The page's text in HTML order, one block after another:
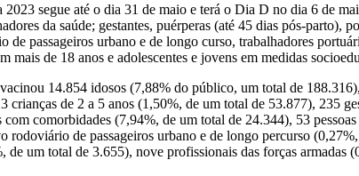
segue até o dia 31 de maio e terá o Dia D no dia 6 de
da saúde; gestantes, puérperas (até 45 dias pós-
passageiros urbano e de longo curso, trabalhadores
mais de 18 anos e adolescentes e jovens em medidas
14.854 idosos (7,88% do público, um total de
crianças de 2 a 5 anos (1,50%, de um total de 53.877), 235
comorbidades (7,94%, de um total de 24.344), 53
rodoviário de passageiros urbano e de longo percurso
de um total de 3.655), nove profissionais das forças